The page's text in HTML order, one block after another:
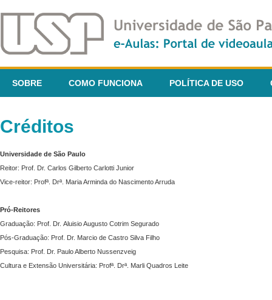
SOBRE COMO FUNCIONA POLÍTICA DE USO
Créditos
Universidade de São Paulo
Reitor: Prof. Dr. Carlos Gilberto Carlotti Junior
Vice-reitor: Profª. Drª. Maria Arminda do Nascimento Arruda
Pró-Reitores
Graduação: Prof. Dr. Aluisio Augusto Cotrim Segurado
Pós-Graduação: Prof. Dr. Marcio de Castro Silva Filho
Pesquisa: Prof. Dr. Paulo Alberto Nussenzveig
Cultura e Extensão Universitária: Profª. Drª. Marli Quadros Leite